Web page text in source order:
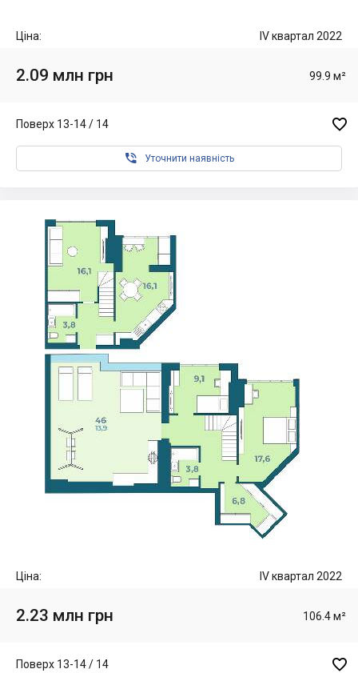
Ціна: IV квартал 2022
2.09 млн грн 99.9 м²
Поверх 13-14 / 14 
 Уточнити наявність
Ціна: IV квартал 2022
2.23 млн грн 106.4 м²
Поверх 13-14 / 14 